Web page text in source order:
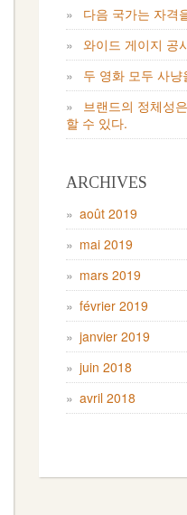
다음 국가는 자격
와이드 게이지 공
두 영화 모두 사
브랜드의 정체성
할 수 있다.
ARCHIVES
août 2019
mai 2019
mars 2019
février 2019
janvier 2019
juin 2018
avril 2018